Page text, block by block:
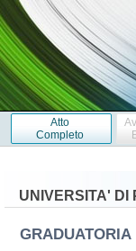
Atto
Completo
UNIVERSITA' DI
GRADUATORIA